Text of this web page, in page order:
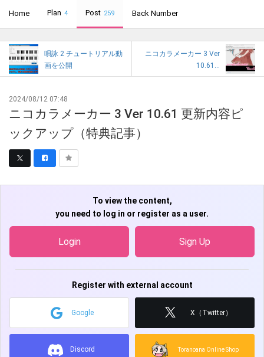
Home
Plan 4 Post 259 Back Number
唄詠 2 チュートリアル動
画を公開
ニコカラメーカー 3 Ver
10.61...
2024/08/12 07:48
ニコカラメーカー 3 Ver 10.61 更新内容ピ
ックアップ（特典記事）
To view the content,
you need to log in or register as a user.
Login Sign Up
Register with external account
Google X（Twitter）
Discord Toranoana Online Shop